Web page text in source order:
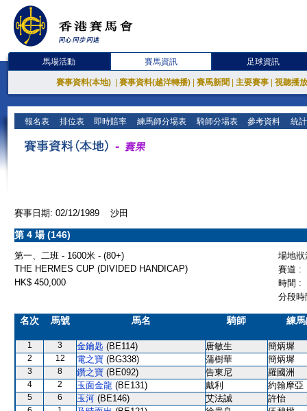
馬場活動 賽馬資訊 足球資訊
賽事資料(本地) 賽事資料(越洋轉播) 賽馬新聞 主要賽事 視聽播
報名表 排位表 即時賠率 練馬師分場表 騎師分場表 參考資料 統
賽事日期: 02/12/1989 沙田
第 4 場 (146)
第一、二班 - 1600米 - (80+)
場地
THE HERMES CUP (DIVIDED HANDICAP)
賽道 :
HK$ 450,000
時間 :
分段
名次 馬號 馬名 騎師 練
1 3 金鑰匙 (BE114) 唐敏生 簡炳墀
2 12 電之寶 (BG338) 蒲樹華 簡炳墀
3 8 鑽之寶 (BE092) 告東尼 羅國洲
4 2 玉面金龍 (BE131) 戴利 約翰摩亞
5 6 玉河 (BE146) 艾法誠 許怡